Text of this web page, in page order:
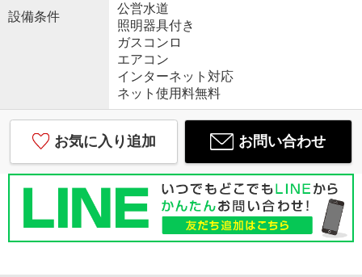
設備条件
公営水道
照明器具付き
ガスコンロ
エアコン
インターネット対応
ネット使用料無料
お気に入り追加 お問い合わせ